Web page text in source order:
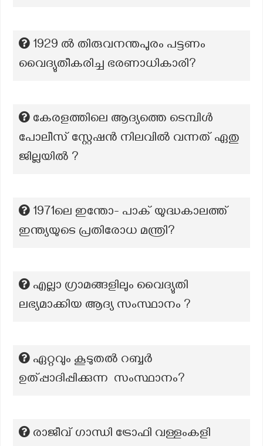
1929 ൽ തിരുവനന്തപുരം പട്ടണം
വൈദ്യുതീകരിച്ച ഭരണാധികാരി?
കേരളത്തിലെ ആദ്യത്തെ ടെമ്പിൾ
പോലീസ് സ്റ്റേഷൻ നിലവിൽ വന്നത് ഏതു
ജില്ലയിൽ ?
1971ലെ ഇന്തോ- പാക് യുദ്ധകാലത്ത്
ഇന്ത്യയുടെ പ്രതിരോധ മന്ത്രി?
എല്ലാ ഗ്രാമങ്ങളിലും വൈദ്യുതി
ലഭ്യമാക്കിയ ആദ്യ സംസ്ഥാനം ?
ഏറ്റവും കൂടുതൽ റബ്ബർ
ഉത്പ്പാദിപ്പിക്കുന്ന സംസ്ഥാനം?
രാജീവ് ഗാന്ധി ട്രോഫി വള്ളംകളി